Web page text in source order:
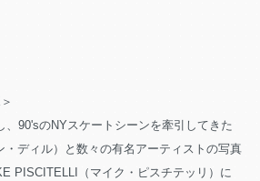
、90'sのNYスケートシーンを牽引してきた
ディル）と数々の有名アーティストの写真
PISCITELLI（マイク・ピスチテッリ）に